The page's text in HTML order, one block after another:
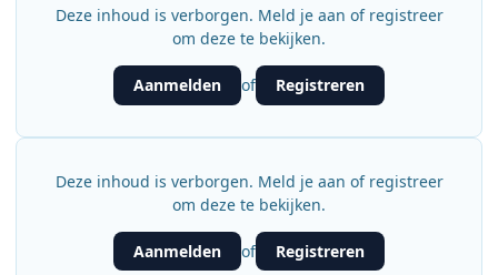
Deze inhoud is verborgen. Meld je aan of registreer
om deze te bekijken.
Aanmelden of Registreren
Deze inhoud is verborgen. Meld je aan of registreer
om deze te bekijken.
Aanmelden of Registreren